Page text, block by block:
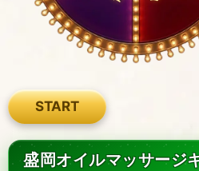
START
盛岡オイルマッサージ